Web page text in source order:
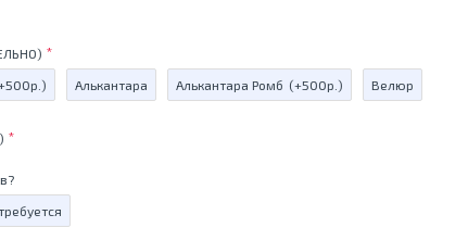
Алькантара Алькантара Ромб (+500р.) Велюр